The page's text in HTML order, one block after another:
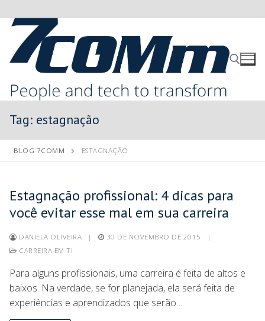
Tag: estagnação
BLOG 7COMM ESTAGNAÇÃO
Estagnação profissional: 4 dicas para
você evitar esse mal em sua carreira
DANIELA OLIVEIRA | 30 DE NOVEMBRO DE 2015
|
CARREIRA EM TI
Para alguns profissionais, uma carreira é feita de altos e
baixos. Na verdade, se for planejada, ela será feita de
experiências e aprendizados que serão…